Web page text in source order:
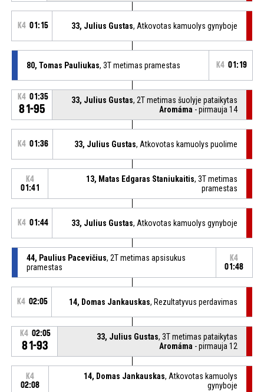
K4 01:15 33, Julius Gustas, Atkovotas kamuolys gynyboje
80, Tomas Pauliukas, 3T metimas pramestas K4 01:19
K4 01:35
81-95
33, Julius Gustas, 2T metimas šuolyje pataikytas
Aromáma - pirmauja 14
K4 01:36 33, Julius Gustas, Atkovotas kamuolys puolime
K4
01:41
13, Matas Edgaras Staniukaitis, 3T metimas
pramestas
K4 01:44 33, Julius Gustas, Atkovotas kamuolys gynyboje
44, Paulius Pacevičius, 2T metimas apsisukus
pramestas
K4
01:48
K4 02:05 14, Domas Jankauskas, Rezultatyvus perdavimas
K4 02:05
81-93
33, Julius Gustas, 3T metimas pataikytas
Aromáma - pirmauja 12
K4
02:08
14, Domas Jankauskas, Atkovotas kamuolys
gynyboje